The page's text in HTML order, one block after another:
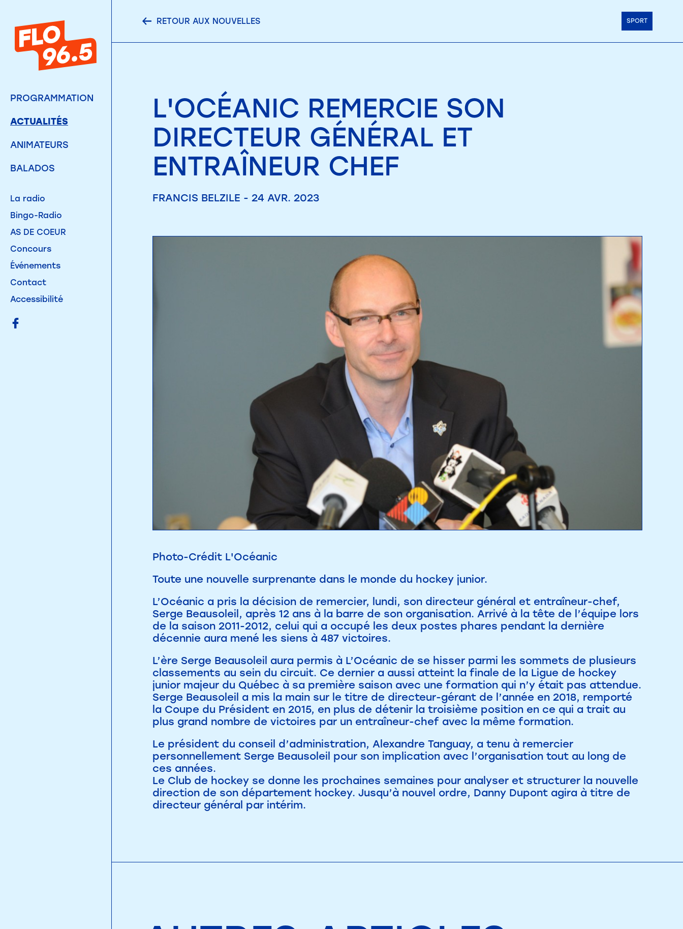
PROGRAMMATION
ACTUALITÉS
ANIMATEURS
BALADOS
La radio
Bingo-Radio
AS DE COEUR
Concours
Événements
Contact
Accessibilité
RETOUR AUX NOUVELLES SPORT
L'OCÉANIC REMERCIE SON
DIRECTEUR GÉNÉRAL ET
ENTRAÎNEUR CHEF
FRANCIS BELZILE - 24 AVR. 2023
Photo-Crédit L'Océanic
Toute une nouvelle surprenante dans le monde du hockey junior.
L’Océanic a pris la décision de remercier, lundi, son directeur général et entraîneur-chef,
Serge Beausoleil, après 12 ans à la barre de son organisation. Arrivé à la tête de l’équipe lors
de la saison 2011-2012, celui qui a occupé les deux postes phares pendant la dernière
décennie aura mené les siens à 487 victoires.
L’ère Serge Beausoleil aura permis à L’Océanic de se hisser parmi les sommets de plusieurs
classements au sein du circuit. Ce dernier a aussi atteint la finale de la Ligue de hockey
junior majeur du Québec à sa première saison avec une formation qui n’y était pas attendue.
Serge Beausoleil a mis la main sur le titre de directeur-gérant de l’année en 2018, remporté
la Coupe du Président en 2015, en plus de détenir la troisième position en ce qui a trait au
plus grand nombre de victoires par un entraîneur-chef avec la même formation.
Le président du conseil d’administration, Alexandre Tanguay, a tenu à remercier
personnellement Serge Beausoleil pour son implication avec l’organisation tout au long de
ces années.
Le Club de hockey se donne les prochaines semaines pour analyser et structurer la nouvelle
direction de son département hockey. Jusqu’à nouvel ordre, Danny Dupont agira à titre de
directeur général par intérim.